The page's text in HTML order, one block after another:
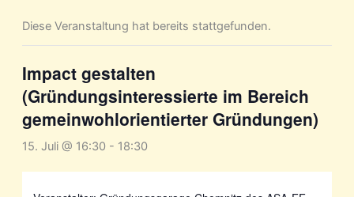
Diese Veranstaltung hat bereits stattgefunden.
Impact gestalten
(Gründungsinteressierte im Bereich
gemeinwohlorientierter Gründungen)
15. Juli @ 16:30- 18:30